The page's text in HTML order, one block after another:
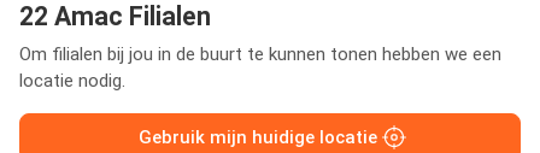
22 Amac Filialen
Om filialen bij jou in de buurt te kunnen tonen hebben we een
locatie nodig.
Gebruik mijn huidige locatie